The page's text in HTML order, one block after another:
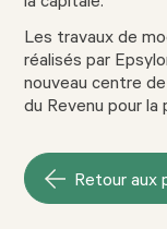
Les travaux de
réalisés par
nouveau centre
du Revenu pour la
Retour aux